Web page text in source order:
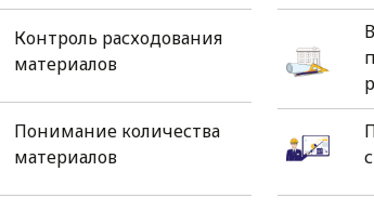
Контроль расходования
материалов
Понимание количества
материалов